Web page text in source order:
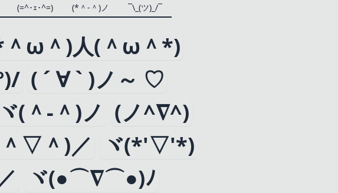
(=^･ｪ･^=) (*＾-＾)ノ ¯\_(ツ)_/¯
ω＾)人(＾ω＾*)
( ´ ∀ ` )ノ～ ♡
ヾ(＾-＾)ノ (ノ^∇^)
▽＾)／
ヾ(*'▽'*)
ヾ(●⌒∇⌒●)ﾉ